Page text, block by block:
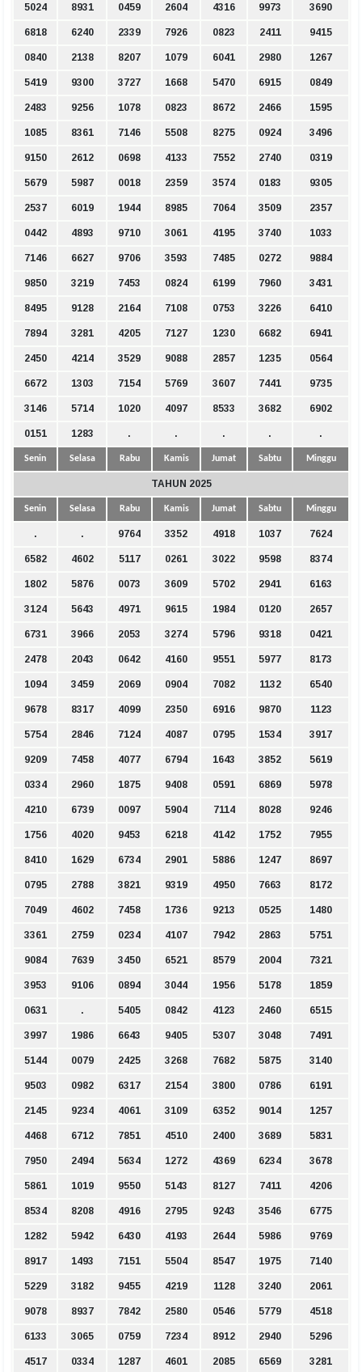
5024 8931 0459 2604 4316 9973 3690
6818 6240 2339 7926 0823 2411 9415
0840 2138 8207 1079 6041 2980 1267
5419 9300 3727 1668 5470 6915 0849
2483 9256 1078 0823 8672 2466 1595
1085 8361 7146 5508 8275 0924 3496
9150 2612 0698 4133 7552 2740 0319
5679 5987 0018 2359 3574 0183 9305
2537 6019 1944 8985 7064 3509 2357
0442 4893 9710 3061 4195 3740 1033
7146 6627 9706 3593 7485 0272 9884
9850 3219 7453 0824 6199 7960 3431
8495 9128 2164 7108 0753 3226 6410
7894 3281 4205 7127 1230 6682 6941
2450 4214 3529 9088 2857 1235 0564
6672 1303 7154 5769 3607 7441 9735
3146 5714 1020 4097 8533 3682 6902
0151 1283 . . . . .
Senin Selasa Rabu Kamis Jumat Sabtu Minggu
TAHUN 2025
Senin Selasa Rabu Kamis Jumat Sabtu Minggu
. . 9764 3352 4918 1037 7624
6582 4602 5117 0261 3022 9598 8374
1802 5876 0073 3609 5702 2941 6163
3124 5643 4971 9615 1984 0120 2657
6731 3966 2053 3274 5796 9318 0421
2478 2043 0642 4160 9551 5977 8173
1094 3459 2069 0904 7082 1132 6540
9678 8317 4099 2350 6916 9870 1123
5754 2846 7124 4087 0795 1534 3917
9209 7458 4077 6794 1643 3852 5619
0334 2960 1875 9408 0591 6869 5978
4210 6739 0097 5904 7114 8028 9246
1756 4020 9453 6218 4142 1752 7955
8410 1629 6734 2901 5886 1247 8697
0795 2788 3821 9319 4950 7663 8172
7049 4602 7458 1736 9213 0525 1480
3361 2759 0234 4107 7942 2863 5751
9084 7639 3450 6521 8579 2004 7321
3953 9106 0894 3044 1956 5178 1859
0631 . 5405 0842 4123 2460 6515
3997 1986 6643 9405 5307 3048 7491
5144 0079 2425 3268 7682 5875 3140
9503 0982 6317 2154 3800 0786 6191
2145 9234 4061 3109 6352 9014 1257
4468 6712 7851 4510 2400 3689 5831
7950 2494 5634 1272 4369 6234 3678
5861 1019 9550 5143 8127 7411 4206
8534 8208 4916 2795 9243 3546 6775
1282 5942 6430 4193 2644 5986 9769
8917 1493 7151 5504 8547 1975 7140
5229 3182 9455 4219 1128 3240 2061
9078 8937 7842 2580 0546 5779 4518
6133 3065 0759 7234 8912 2940 5296
4517 0334 1287 4601 2085 6569 3281